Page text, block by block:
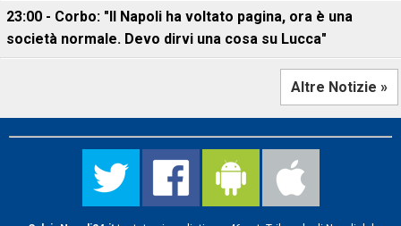
23:00 - Corbo: "Il Napoli ha voltato pagina, ora è una
società normale. Devo dirvi una cosa su Lucca"
Altre Notizie »